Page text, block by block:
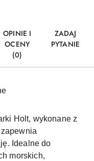
OPINIE I
OCENY
(0)
ZADAJ
PYTANIE
Holt, wykonane z
Idealne do
morskich,